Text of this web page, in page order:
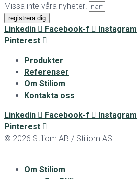
Missa inte våra nyheter!
registrera dig
Linkedin Facebook-f Instagram
Pinterest
Produkter
Referenser
Om Stiliom
Kontakta oss
Linkedin Facebook-f Instagram
Pinterest
© 2026 Stiliom AB / Stiliom AS
Om Stiliom